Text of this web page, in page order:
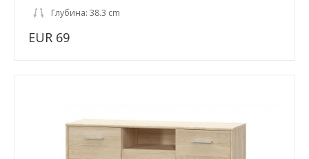
Глубина: 38.3 cm
EUR 69